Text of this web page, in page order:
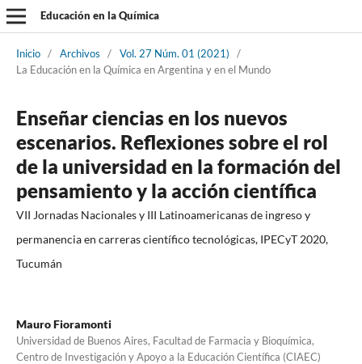
Educación en la Química
Inicio / Archivos / Vol. 27 Núm. 01 (2021)
/
La Educación en la Química en Argentina y en el Mundo
Enseñar ciencias en los nuevos
escenarios. Reflexiones sobre el rol
de la universidad en la formación del
pensamiento y la acción científica
VII Jornadas Nacionales y III Latinoamericanas de ingreso y
permanencia en carreras científico tecnológicas, IPECyT 2020,
Tucumán
Mauro Fioramonti
Universidad de Buenos Aires, Facultad de Farmacia y Bioquímica,
Centro de Investigación y Apoyo a la Educación Científica (CIAEC)